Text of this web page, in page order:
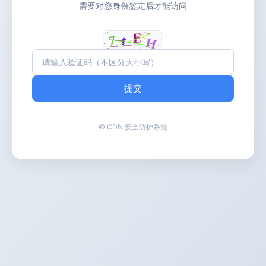
需要对您身份鉴定后才能访问
提交
© CDN 安全防护系统